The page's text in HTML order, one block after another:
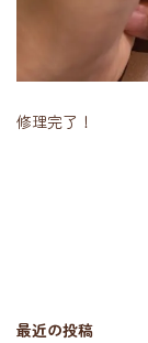
修理完了！
最近の投稿